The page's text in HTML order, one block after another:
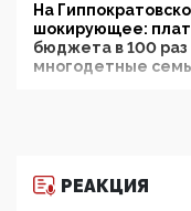
На
шокирующее:
бюджета в 100
многодетные
11:53, 09 Июня 2026
РЕАКЦИЯ